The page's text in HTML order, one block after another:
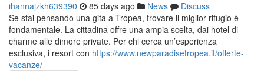
ihannajzkh639390 85 days ago News
Discuss
Se stai pensando una gita a Tropea, trovare il miglior rifugio è
fondamentale. La cittadina offre una ampia scelta, dai hotel di
charme alle dimore private. Per chi cerca un’esperienza
esclusiva, i resort con https://www.newparadisetropea.it/offerte-
vacanze/